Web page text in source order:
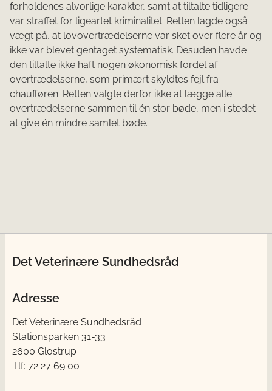
forholdenes alvorlige karakter, samt at tiltalte tidligere
var straffet for ligeartet kriminalitet. Retten lagde også
vægt på, at lovovertrædelserne var sket over flere år og
ikke var blevet gentaget systematisk. Desuden havde
den tiltalte ikke haft nogen økonomisk fordel af
overtrædelserne, som primært skyldtes fejl fra
chaufføren. Retten valgte derfor ikke at lægge alle
overtrædelserne sammen til én stor bøde, men i stedet
at give én mindre samlet bøde.
Det Veterinære Sundhedsråd
Adresse
Det Veterinære Sundhedsråd
Stationsparken 31-33
2600 Glostrup
Tlf: 72 27 69 00